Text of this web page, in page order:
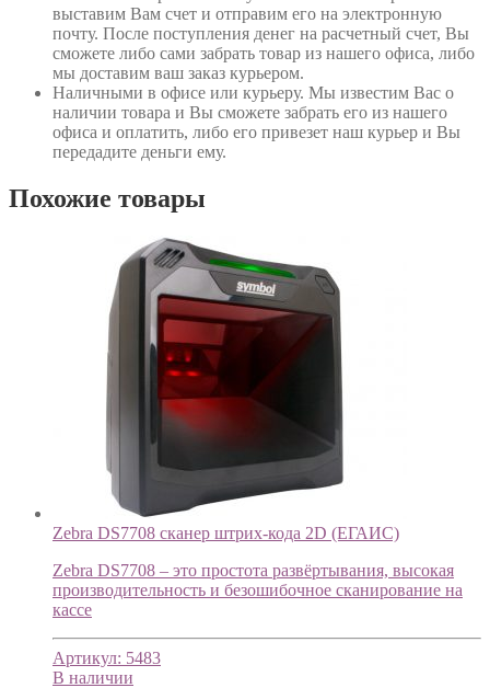
выставим Вам счет и отправим его на электронную
почту. После поступления денег на расчетный счет, Вы
сможете либо сами забрать товар из нашего офиса, либо
мы доставим ваш заказ курьером.
Наличными в офисе или курьеру. Мы известим Вас о
наличии товара и Вы сможете забрать его из нашего
офиса и оплатить, либо его привезет наш курьер и Вы
передадите деньги ему.
Похожие товары
Zebra DS7708 cканер штрих-кода 2D (ЕГАИС)
Zebra DS7708 – это простота развёртывания, высокая
производительность и безошибочное сканирование на
кассе
Артикул: 5483
В наличии